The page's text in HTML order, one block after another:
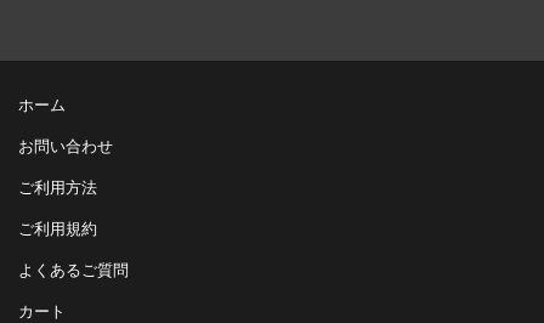
ホーム
お問い合わせ
ご利用方法
ご利用規約
よくあるご質問
カート